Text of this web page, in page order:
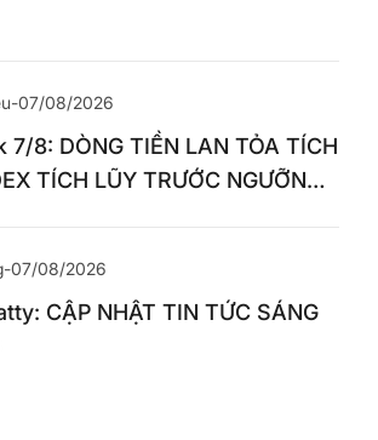
-07/08/2026
7/8: DÒNG TIỀN LAN TỎA TÍCH
TÍCH LŨY TRƯỚC NGƯỠNG
-07/08/2026
CẬP NHẬT TIN TỨC SÁNG